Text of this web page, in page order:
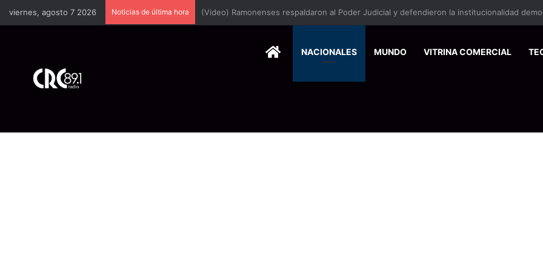
viernes, agosto 7 2026 Noticias de última hora
HOMENACIONALES MUNDO VITRINA COMERCIAL